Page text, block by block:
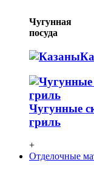
Чугунная
посуда
Чугунные
гриль
+
Отделочные